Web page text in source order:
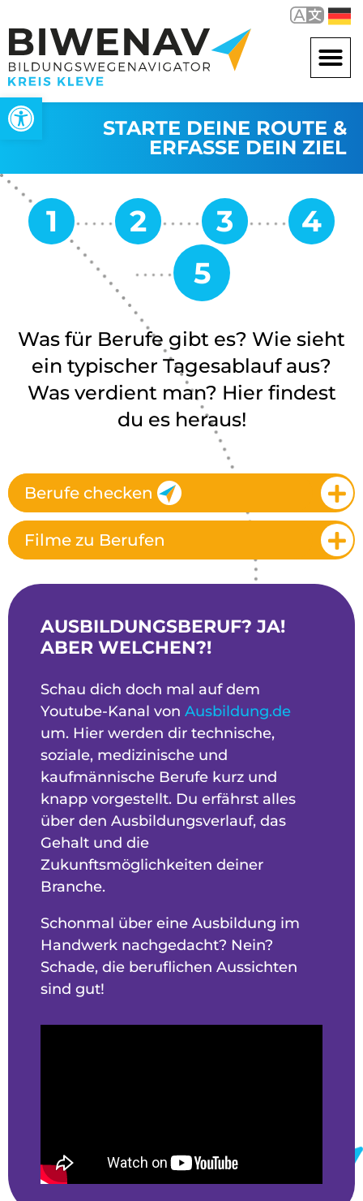
Werkzeugleiste öffnen
STARTE DEINE ROUTE &
ERFASSE DEIN ZIEL
Was für Berufe gibt es? Wie sieht
ein typischer Tagesablauf aus?
Was verdient man? Hier findest
du es heraus!
Berufe checken
Filme zu Berufen
AUSBILDUNGSBERUF? JA!
ABER WELCHEN?!
Schau dich doch mal auf dem
Youtube-Kanal von Ausbildung.de
um. Hier werden dir technische,
soziale, medizinische und
kaufmännische Berufe kurz und
knapp vorgestellt. Du erfährst alles
über den Ausbildungsverlauf, das
Gehalt und die
Zukunftsmöglichkeiten deiner
Branche.
Schonmal über eine Ausbildung im
Handwerk nachgedacht? Nein?
Schade, die beruflichen Aussichten
sind gut!